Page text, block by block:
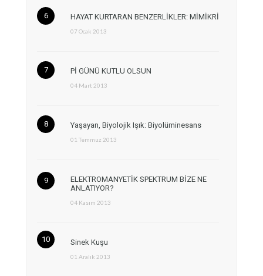
HAYAT KURTARAN BENZERLİKLER: MİMİKRİ
07 Ocak 2013
Pİ GÜNÜ KUTLU OLSUN
04 Mart 2013
Yaşayan, Biyolojik Işık: Biyolüminesans
01 Temmuz 2013
ELEKTROMANYETİK SPEKTRUM BİZE NE
ANLATIYOR?
04 Kasım 2013
Sinek Kuşu
01 Aralık 2013